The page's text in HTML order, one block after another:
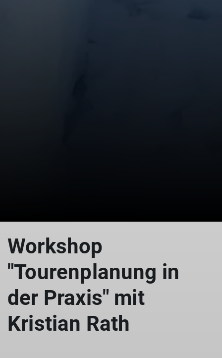
Workshop
"Tourenplanung in
der Praxis" mit
Kristian Rath